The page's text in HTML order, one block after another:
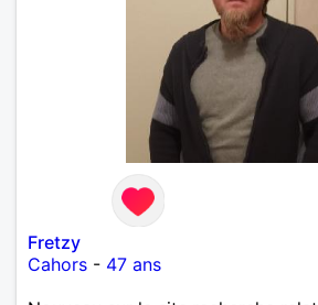
Fretzy
Cahors - 47 ans